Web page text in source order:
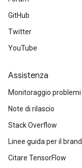
GitHub
Twitter
YouTube
Assistenza
Monitoraggio problemi
Note di rilascio
Stack Overflow
Linee guida per il brand
Citare TensorFlow